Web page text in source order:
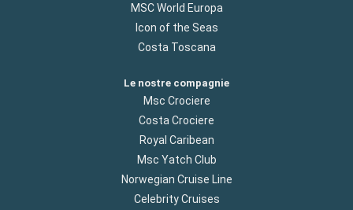
MSC World Europa
Icon of the Seas
Costa Toscana
Le nostre compagnie
Msc Crociere
Costa Crociere
Royal Caribean
Msc Yatch Club
Norwegian Cruise Line
Celebrity Cruises